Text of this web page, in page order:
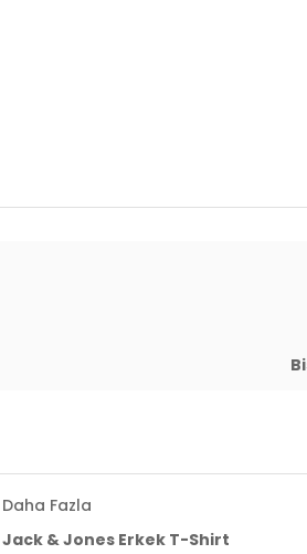
Daha Fazla
Jack & Jones Erkek T-Shirt